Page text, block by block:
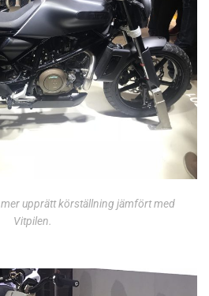
upprätt körställning jämfört med
Vitpilen.